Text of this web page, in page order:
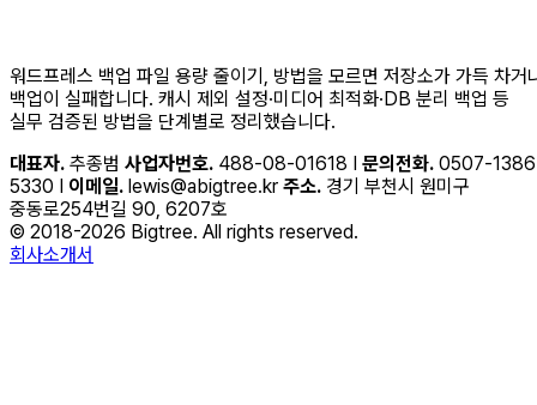
워드프레스 백업 파일 용량 줄이기, 방법을 모르면 저장소가 가득 차거
백업이 실패합니다. 캐시 제외 설정·미디어 최적화·DB 분리 백업 등
실무 검증된 방법을 단계별로 정리했습니다.
대표자. 추종범 사업자번호. 488-08-01618 I 문의전화. 0507-
5330 I 이메일. lewis@abigtree.kr 주소. 경기 부천시 원미구
중동로254번길 90, 6207호
© 2018-2026 Bigtree. All rights reserved.
회사소개서